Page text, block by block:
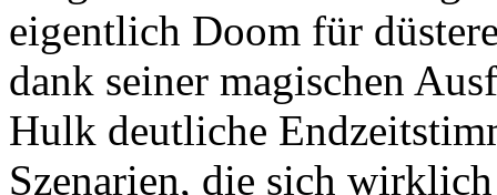
eigentlich Doom für
dank seiner magischen
Hulk deutliche
Szenarien, die sich